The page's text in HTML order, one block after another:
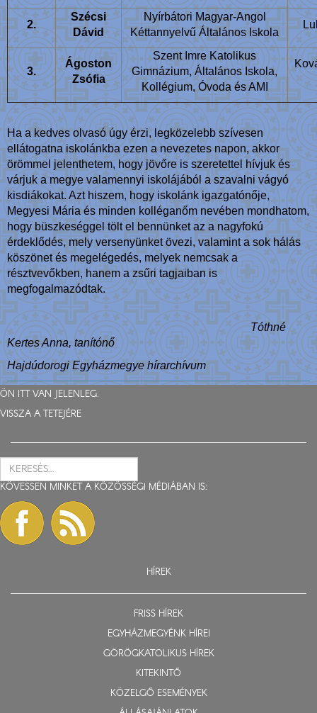
2.
Szécsi
Dávid
Nyírbátori Magyar-Angol
Kéttannyelvű Általános Iskola
3.
Ágoston
Zsófia
Szent Imre Katolikus
Gimnázium, Általános Iskola,
Kollégium, Óvoda és AMI
Ha a kedves olvasó úgy érzi, legközelebb szívesen
ellátogatna iskolánkba ezen a nevezetes napon, akkor
örömmel jelenthetem, hogy jövőre is szeretettel hívjuk és
várjuk a megye valamennyi iskolájából a szavalni vágyó
kisdiákokat. Azt hiszem, hogy iskolánk igazgatónője,
Megyesi Mária és minden kolléganőm nevében mondhatom,
hogy büszkeséggel tölt el bennünket az a nagyfokú
érdeklődés, mely versenyünket övezi, valamint a sok hálás
köszönet és megelégedés, melyek nemcsak a
résztvevőkben, hanem a zsűri tagjaiban is
megfogalmazódtak.
Tóthné
Kertes Anna, tanítónő
Hajdúdorogi Egyházmegye hírarchívum
ÖN ITT VAN JELENLEG:
VISSZA A TETEJÉRE
KÖVESSEN MINKET A KÖZÖSSÉGI MÉDIÁBAN IS:
HÍREK
FRISS HÍREK
EGYHÁZMEGYÉNK HÍREI
GÖRÖGKATOLIKUS HÍREK
KITEKINTŐ
KÖZELGŐ ESEMÉNYEK